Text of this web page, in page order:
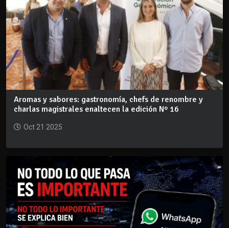
Aromas y sabores: gastronomía, chefs de renombre y
charlas magistrales enaltecen la edición Nº 16
Oct 21 2025